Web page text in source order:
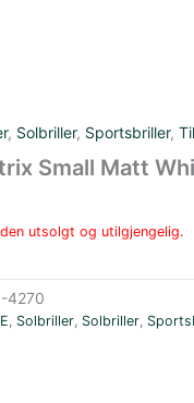
, Solbriller, Sportsbriller,
Small Matt
utsolgt og utilgjengelig.
4270
, Solbriller, Solbriller,